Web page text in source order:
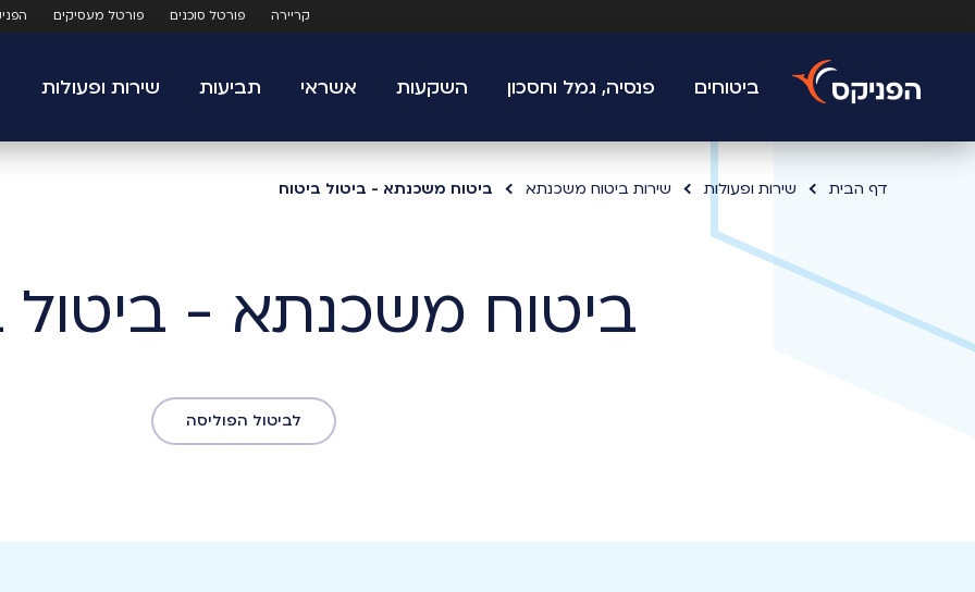
קריירה פורטל סוכנים פורטל מעסיקים
ביטוחים פנסיה, גמל וחסכון השקעות אשראי תביעות שירות ופעולות
דף הבית שירות ופעולות שירות ביטוח משכנתא ביטוח משכנתא - ביטול ביטוח
ביטוח משכנתא - ביטול
לביטול הפוליסה